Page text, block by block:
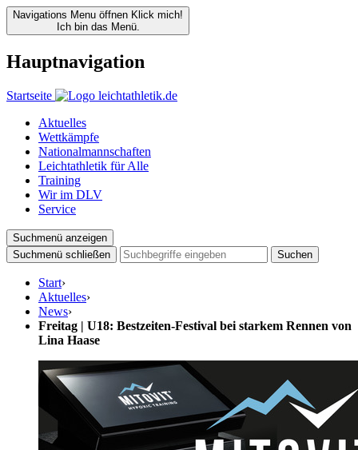
Navigations Menu öffnen Klick mich!
Ich bin das Menü.
Hauptnavigation
Startseite
Aktuelles
Wettkämpfe
Nationalmannschaften
Leichtathletik für Alle
Training
Wir im DLV
Service
Suchmenü anzeigen
Suchmenü schließen
Suchen
Start›
Aktuelles›
News›
Freitag | U18: Bestzeiten-Festival bei starkem Rennen von
Lina Haase